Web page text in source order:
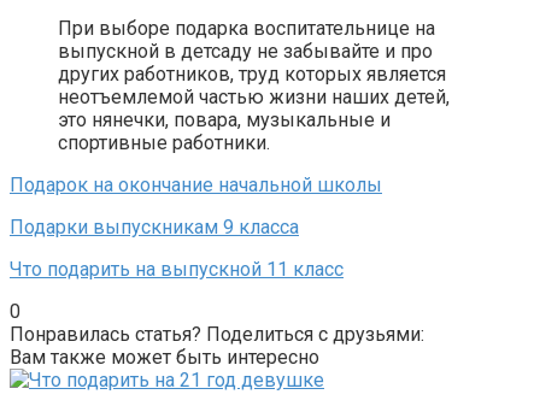
При выборе подарка воспитательнице на
выпускной в детсаду не забывайте и про
других работников, труд которых является
неотъемлемой частью жизни наших детей,
это нянечки, повара, музыкальные и
спортивные работники.
Подарок на окончание начальной школы
Подарки выпускникам 9 класса
Что подарить на выпускной 11 класс
0
Понравилась статья? Поделиться с друзьями:
Вам также может быть интересно